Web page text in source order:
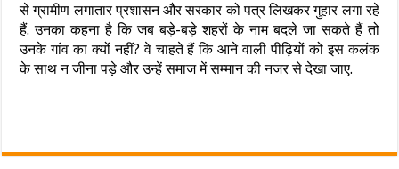
से ग्रामीण लगातार प्रशासन और सरकार को पत्र लिखकर गुहार लगा रहे
हैं. उनका कहना है कि जब बड़े-बड़े शहरों के नाम बदले जा सकते हैं तो
उनके गांव का क्यों नहीं? वे चाहते हैं कि आने वाली पीढ़ियों को इस कलंक
के साथ न जीना पड़े और उन्हें समाज में सम्मान की नजर से देखा जाए.